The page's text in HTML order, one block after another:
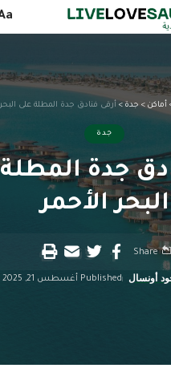
أماكن > جدة > أرقى فنادق جدة المطلة على البحر
جدة
جدة
البحر الأحمر
أونسال Published أغسطس 21, 2025
Share